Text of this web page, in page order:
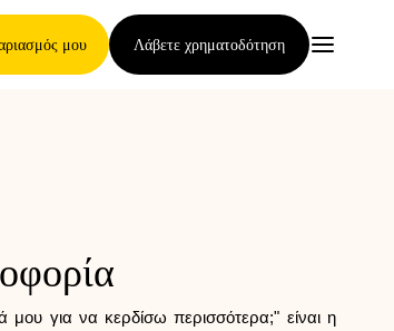
μου Λάβετε χρηματοδότηση
απαιτήσεων
για να κερδίσω περισσότερα;" είναι η